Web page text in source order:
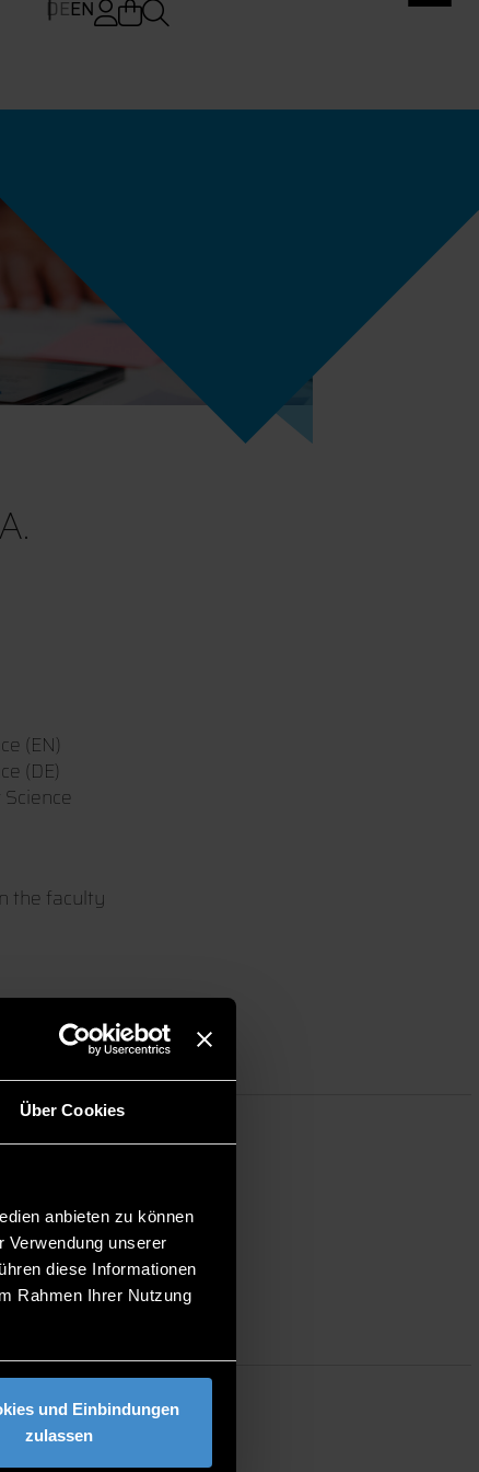
Über Cookies
anbieten zu können
Verwendung unserer
diese Informationen
Rahmen Ihrer Nutzung
und Einbindungen
zulassen
DEEN
(EN)
(DE)
the faculty